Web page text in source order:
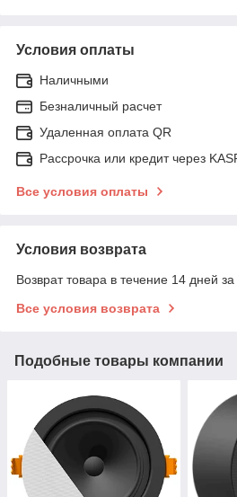
Условия оплаты
Наличными
Безналичный расчет
Удаленная оплата QR
Рассрочка или кредит через
Все условия оплаты
Условия возврата
Возврат товара в течение 14 дней за
Все условия возврата
Подобные товары компании